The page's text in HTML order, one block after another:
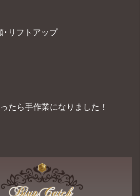
･リフトアップ
たら手作業になりました！